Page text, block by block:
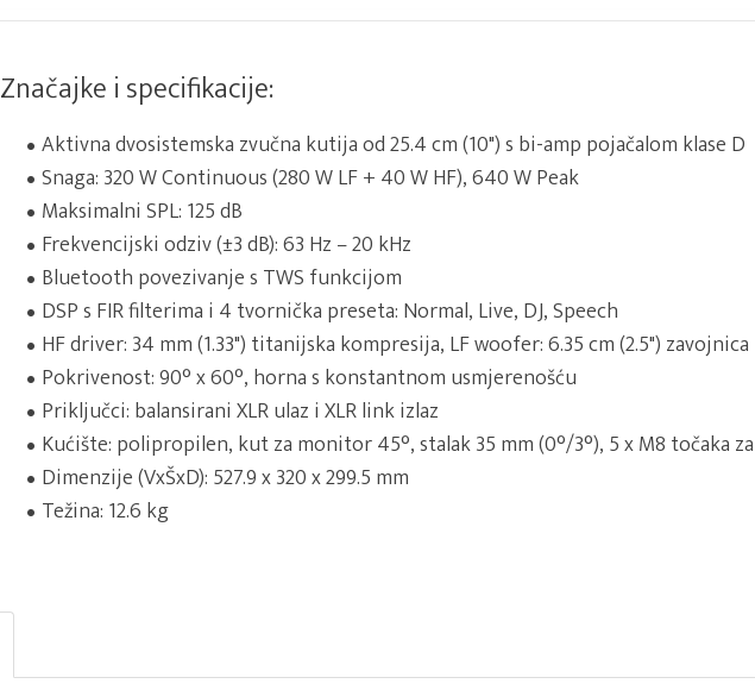
Značajke i specifikacije:
Aktivna dvosistemska zvučna kutija od 25.4 cm (10") s bi-amp pojačalom klase D
Snaga: 320 W Continuous (280 W LF + 40 W HF), 640 W Peak
Maksimalni SPL: 125 dB
Frekvencijski odziv (±3 dB): 63 Hz – 20 kHz
Bluetooth povezivanje s TWS funkcijom
DSP s FIR filterima i 4 tvornička preseta: Normal, Live, DJ, Speech
HF driver: 34 mm (1.33") titanijska kompresija, LF woofer: 6.35 cm (2.5") zavojnica
Pokrivenost: 90° x 60°, horna s konstantnom usmjerenošću
Priključci: balansirani XLR ulaz i XLR link izlaz
Kućište: polipropilen, kut za monitor 45°, stalak 35 mm (0°/3°), 5 x M8 točaka
Dimenzije (VxŠxD): 527.9 x 320 x 299.5 mm
Težina: 12.6 kg